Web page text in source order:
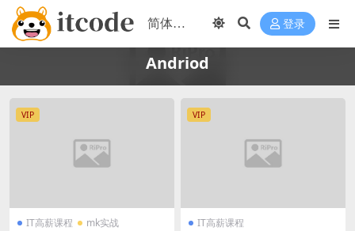
登录
Andriod
VIP
IT高薪课程 mk实战
VIP
IT高薪课程